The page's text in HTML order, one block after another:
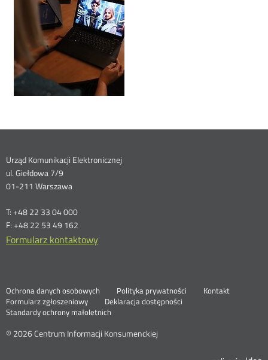
Dane
kontaktowe
Urząd Komunikacji Elektronicznej
ul. Giełdowa 7/9
01-211 Warszawa
T: +48 22 33 04 000
F: +48 22 53 49 162
Formularz kontaktowy
Ochrona danych osobowych Polityka prywatności
Kontakt
Formularz zgłoszeniowy
Nowa
karta
Deklaracja dostępności
Standardy ochrony małoletnich
© 2026 Centrum Informacji Konsumenckiej